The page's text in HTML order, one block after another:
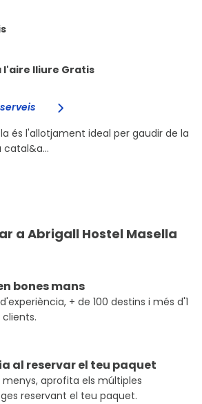
l'aire lliure Gratis
és l'allotjament ideal per gaudir de la
catal&a...
a Abrigall Hostel Masella
bones mans
+ de 100 destins i més d'1
al reservar el teu paquet
menys, aprofita els múltiples
reservant el teu paquet.